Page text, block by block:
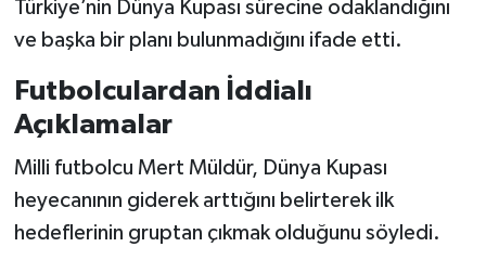
Türkiye’nin Dünya Kupası sürecine odaklandığını
ve başka bir planı bulunmadığını ifade etti.
Futbolculardan İddialı
Açıklamalar
Milli futbolcu Mert Müldür, Dünya Kupası
heyecanının giderek arttığını belirterek ilk
hedeflerinin gruptan çıkmak olduğunu söyledi.